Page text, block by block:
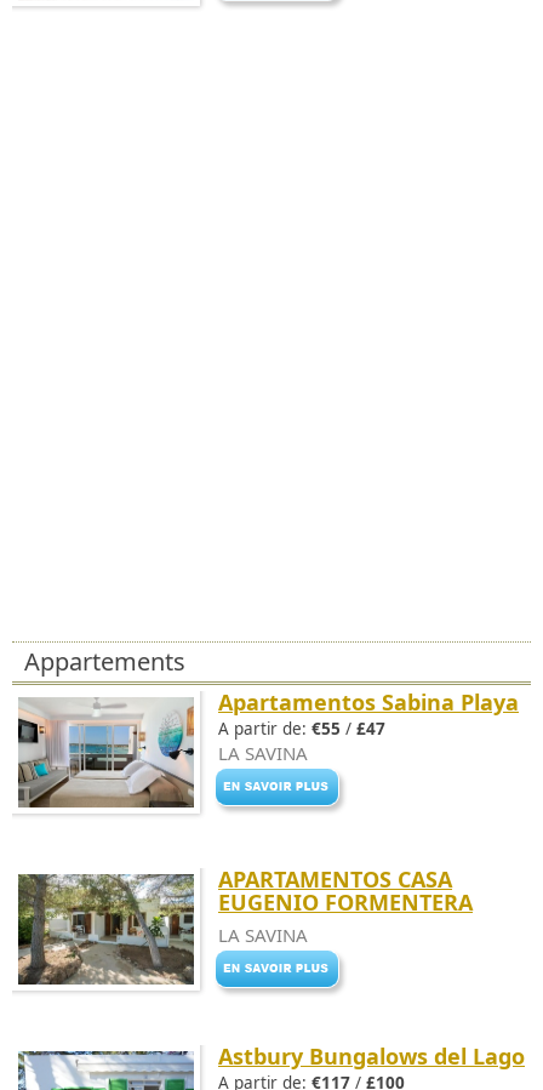
Appartements
Apartamentos Sabina Playa
A partir de: €55 / £47
LA SAVINA
APARTAMENTOS CASA
EUGENIO FORMENTERA
LA SAVINA
Astbury Bungalows del Lago
A partir de: €117 / £100